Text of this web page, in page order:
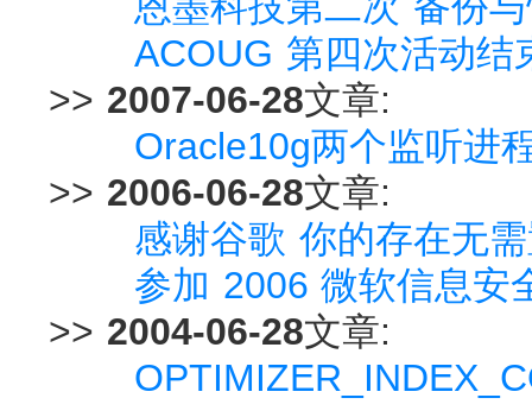
ACOUG 第四次活动结
>> 2007-06-28文章:
Oracle10g两个监听进
>> 2006-06-28文章:
感谢谷歌 你的存在无
参加 2006 微软信息安
>> 2004-06-28文章: